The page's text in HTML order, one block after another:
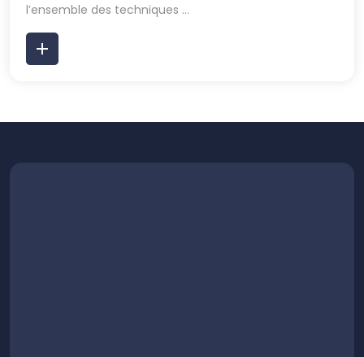
l’ensemble des techniques ...